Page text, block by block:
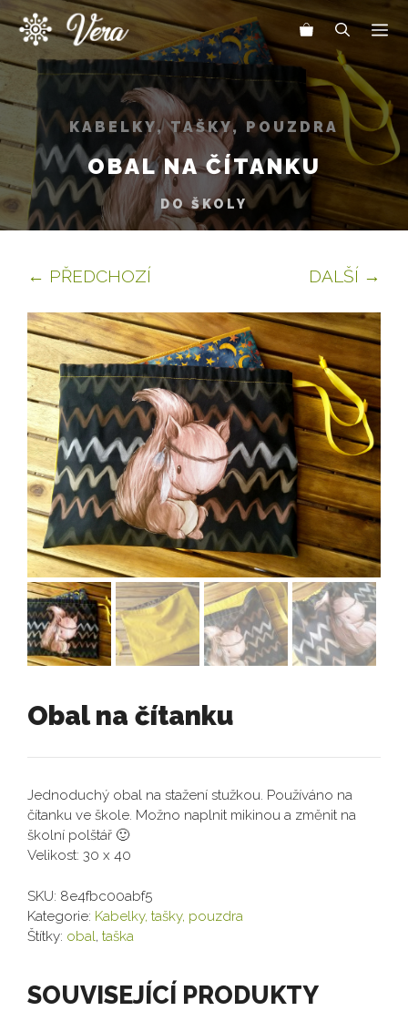
Přeskočit
obsah
KABELKY, TAŠKY, POUZDRA
OBAL NA ČÍTANKU
DO ŠKOLY
← PŘEDCHOZÍ DALŠÍ →
Obal na čítanku
Jednoduchý obal na stažení stužkou. Používáno na
čítanku ve škole. Možno naplnit mikinou a změnit na
školní polštář 🙂
Velikost: 30 x 40
SKU: 8e4fbc00abf5
Kategorie: Kabelky, tašky, pouzdra
Štítky: obal, taška
SOUVISEJÍCÍ PRODUKTY